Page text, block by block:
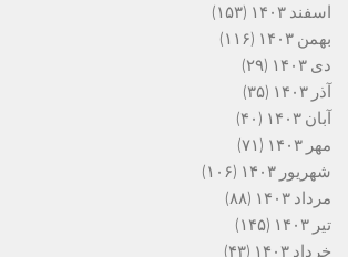
اسفند ۱۴۰۳
(۱۵۳)
بهمن ۱۴۰۳
(۱۱۶)
دی ۱۴۰۳
(۲۹)
آذر ۱۴۰۳
(۳۵)
آبان ۱۴۰۳
(۴۰)
مهر ۱۴۰۳
(۷۱)
شهریور ۱۴۰۳
(۱۰۶)
مرداد ۱۴۰۳
(۸۸)
تیر ۱۴۰۳
(۱۴۵)
خرداد ۱۴۰۳
(۴۳)